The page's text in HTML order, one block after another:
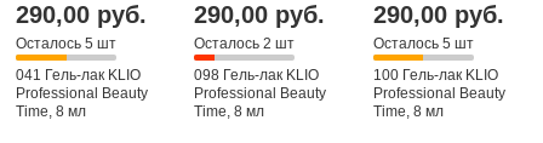
290,00 руб.
Осталось 5 шт
041 Гель-лак KLIO
Professional Beauty
Time, 8 мл
290,00 руб.
Осталось 2 шт
098 Гель-лак KLIO
Professional Beauty
Time, 8 мл
290,00 руб.
Осталось 5 шт
100 Гель-лак KLIO
Professional Beauty
Time, 8 мл